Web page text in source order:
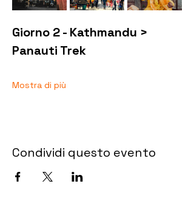
Giorno 2 - Kathmandu >
Panauti Trek
Mostra di più
Condividi questo evento